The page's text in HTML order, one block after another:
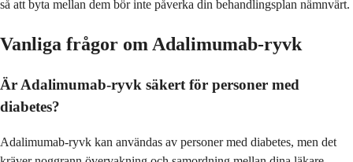
så att byta mellan dem bör inte påverka din behandlingsplan nämnvärt.
Vanliga frågor om Adalimumab-ryvk
Är Adalimumab-ryvk säkert för personer med
diabetes?
Adalimumab-ryvk kan användas av personer med diabetes, men det